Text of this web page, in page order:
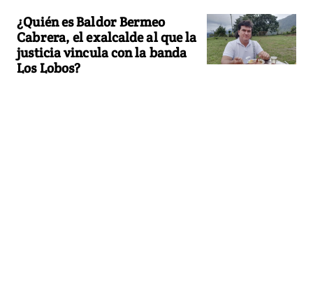
¿Quién es Baldor Bermeo
Cabrera, el exalcalde al que la
justicia vincula con la banda
Los Lobos?